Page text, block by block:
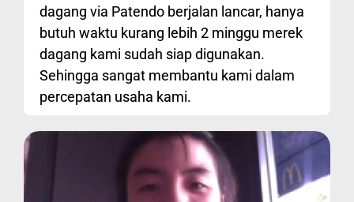
dagang via Patendo berjalan lancar, hanya
butuh waktu kurang lebih 2 minggu merek
dagang kami sudah siap digunakan.
Sehingga sangat membantu kami dalam
percepatan usaha kami.